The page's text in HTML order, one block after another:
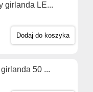
girlanda LE...
Dodaj do koszyka
50 ...